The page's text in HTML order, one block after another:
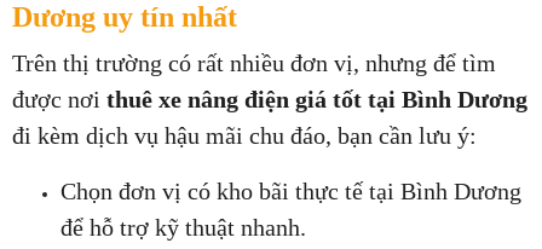
Dương uy tín nhất
Trên thị trường có rất nhiều đơn vị, nhưng để tìm
được nơi thuê xe nâng điện giá tốt tại Bình Dương
đi kèm dịch vụ hậu mãi chu đáo, bạn cần lưu ý:
Chọn đơn vị có kho bãi thực tế tại Bình Dương
để hỗ trợ kỹ thuật nhanh.